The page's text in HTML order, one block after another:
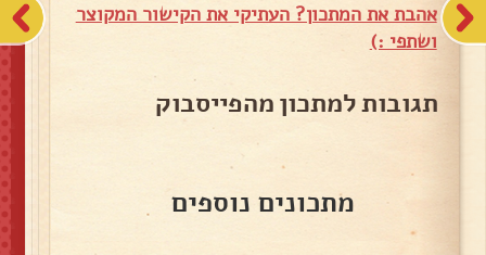
אהבת את המתכון? העתיקי את הקישור המקוצר
ושתפי :)
תגובות למתכון מהפייסבוק
מתכונים נוספים